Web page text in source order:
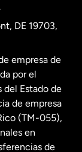
DE 19703,
empresa de
por el
del Estado de
de empresa
(TM-055),
en
de